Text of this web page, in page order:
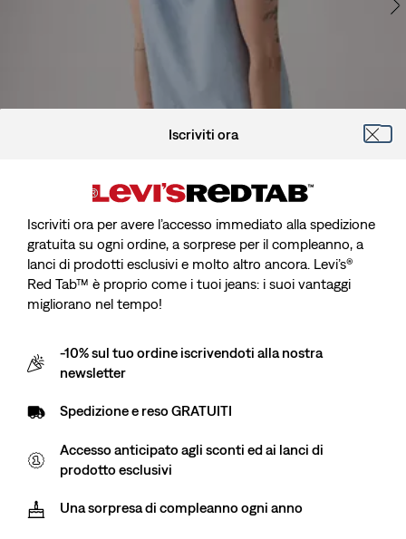
Altezza modella 173 cm/5'8", vita 64 cm/25", Wearing Size
T-shirt The Perfect
price
CHF 15.00
Price
Was
CHF 29.90
Sale
price
CHF 15.00 Original
CHF 29.90
Iscriviti ora
Iscriviti ora per avere l’accesso immediato alla spedizione
gratuita su ogni ordine, a sorprese per il compleanno, a
lanci di prodotti esclusivi e molto altro ancora. Levi’s®
Red Tab™ è proprio come i tuoi jeans: i suoi vantaggi
migliorano nel tempo!
-10% sul tuo ordine iscrivendoti alla nostra
newsletter
Spedizione e reso GRATUITI
Accesso anticipato agli sconti ed ai lanci di
prodotto esclusivi
Una sorpresa di compleanno ogni anno